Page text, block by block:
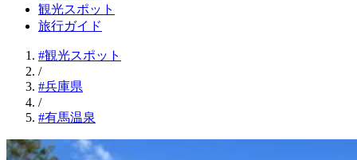
観光スポット
旅行ガイド
#観光スポット
/
#兵庫県
/
#有馬温泉